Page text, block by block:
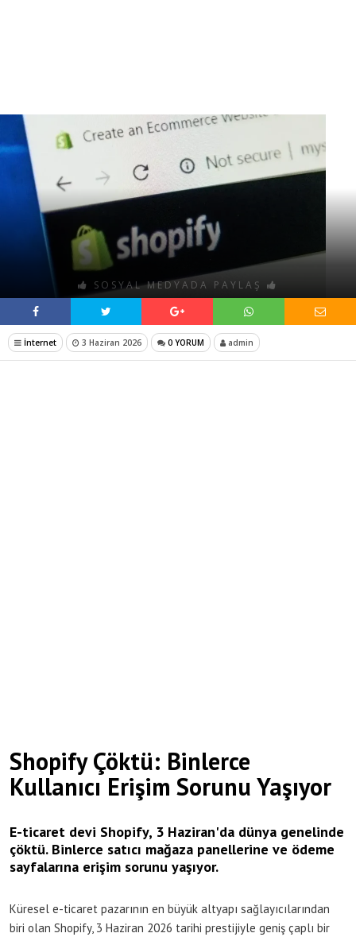
SOSYAL MEDYADA PAYLAŞ
İnternet 3 Haziran 2026 0 YORUM admin
Shopify Çöktü: Binlerce
Kullanıcı Erişim Sorunu Yaşıyor
E-ticaret devi Shopify, 3 Haziran'da dünya genelinde
çöktü. Binlerce satıcı mağaza panellerine ve ödeme
sayfalarına erişim sorunu yaşıyor.
Küresel e-ticaret pazarının en büyük altyapı sağlayıcılarından
biri olan Shopify, 3 Haziran 2026 tarihi prestijiyle geniş çaplı bir